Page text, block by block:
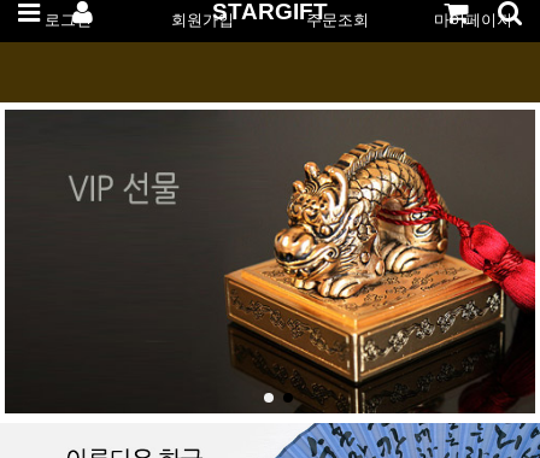
로그인 회원가입 주문조회 마이페이지
STARGIFT